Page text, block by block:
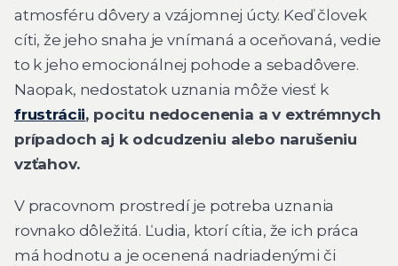
atmosféru dôvery a vzájomnej úcty. Keď človek
cíti, že jeho snaha je vnímaná a oceňovaná, vedie
to k jeho emocionálnej pohode a sebadôvere.
Naopak, nedostatok uznania môže viesť k
frustrácii, pocitu nedocenenia a v extrémnych
prípadoch aj k odcudzeniu alebo narušeniu
vzťahov.
V pracovnom prostredí je potreba uznania
rovnako dôležitá. Ľudia, ktorí cítia, že ich práca
má hodnotu a je ocenená nadriadenými či